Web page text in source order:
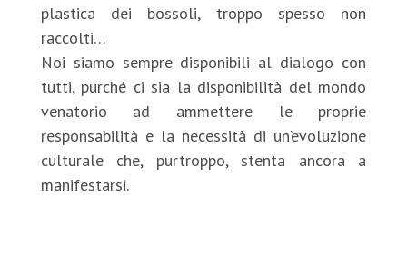
plastica dei bossoli, troppo spesso non
raccolti…
Noi siamo sempre disponibili al dialogo con
tutti, purché ci sia la disponibilità del mondo
venatorio ad ammettere le proprie
responsabilità e la necessità di un’evoluzione
culturale che, purtroppo, stenta ancora a
manifestarsi.